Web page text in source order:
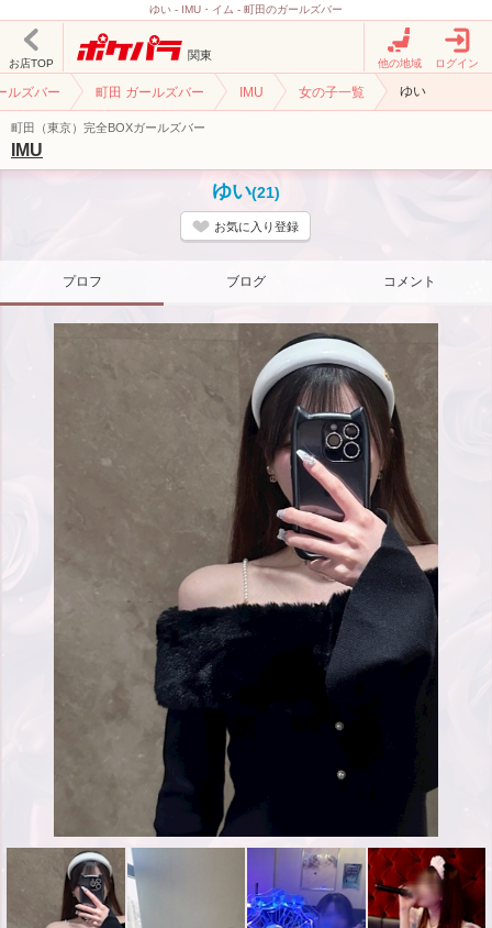
ゆい - IMU・イム - 町田のガールズバー
お店TOP
関東
他の地域 ログイン
ルズバー 町田 ガールズバー IMU 女の子一覧 ゆい
町田（東京）完全BOXガールズバー
IMU
ゆい(21)
お気に入り登録
プロフ ブログ コメント